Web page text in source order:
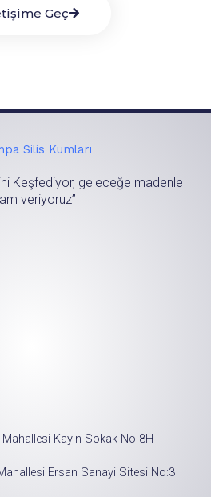
Geç
Keşfediyor, geleceğe madenle
veriyoruz”
Mahallesi Kayın Sokak No 8H
Ersan Sanayi Sitesi No:3